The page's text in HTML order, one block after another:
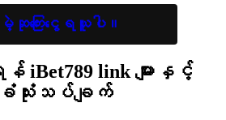
ကြေးငွေရယူပါ။
န် iBet789 linkများနှင့်
ေခံသုံးသပ်ချက်